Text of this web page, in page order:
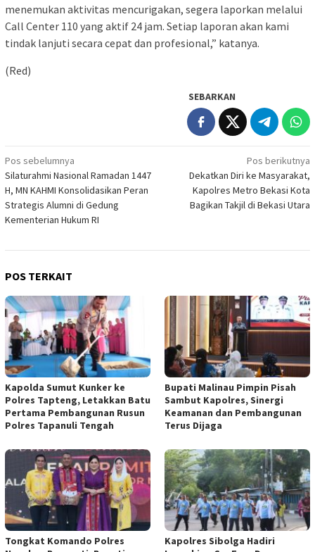
menemukan aktivitas mencurigakan, segera laporkan melalui
Call Center 110 yang aktif 24 jam. Setiap laporan akan kami
tindak lanjuti secara cepat dan profesional,” katanya.
(Red)
SEBARKAN
Navigasi
pos
Pos sebelumnya
Silaturahmi Nasional Ramadan 1447
H, MN KAHMI Konsolidasikan Peran
Strategis Alumni di Gedung
Kementerian Hukum RI
Pos berikutnya
Dekatkan Diri ke Masyarakat,
Kapolres Metro Bekasi Kota
Bagikan Takjil di Bekasi Utara
POS TERKAIT
Kapolda Sumut Kunker ke
Polres Tapteng, Letakkan Batu
Pertama Pembangunan Rusun
Polres Tapanuli Tengah
Bupati Malinau Pimpin Pisah
Sambut Kapolres, Sinergi
Keamanan dan Pembangunan
Terus Dijaga
Tongkat Komando Polres
Kapolres Sibolga Hadiri